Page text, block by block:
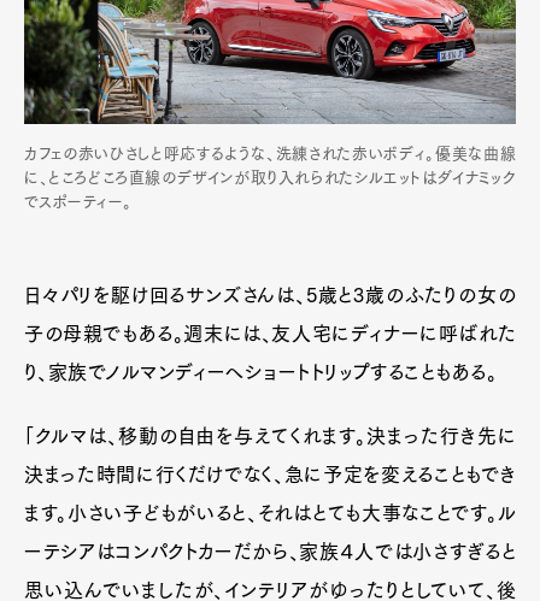
カフェの赤いひさしと呼応するような、洗練された赤いボディ。優美な曲線
に、ところどころ直線のデザインが取り入れられたシルエットはダイナミック
でスポーティー。
日々パリを駆け回るサンズさんは、5歳と3歳のふたりの女の
子の母親でもある。週末には、友人宅にディナーに呼ばれた
り、家族でノルマンディーへショートトリップすることもある。
「クルマは、移動の自由を与えてくれます。決まった行き先に
決まった時間に行くだけでなく、急に予定を変えることもでき
ます。小さい子どもがいると、それはとても大事なことです。ル
ーテシアはコンパクトカーだから、家族４人では小さすぎると
思い込んでいましたが、インテリアがゆったりとしていて、後